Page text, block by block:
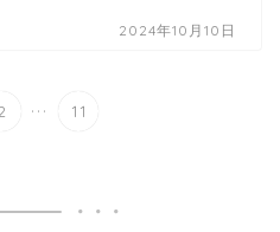
2024年10月10日
... 11